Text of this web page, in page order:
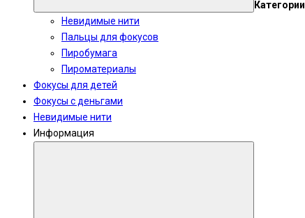
Категории
Невидимые нити
Пальцы для фокусов
Пиробумага
Пироматериалы
Фокусы для детей
Фокусы с деньгами
Невидимые нити
Информация